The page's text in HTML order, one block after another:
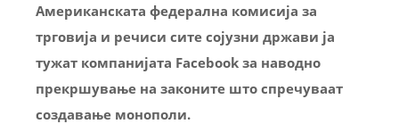
Американската федерална комисија за
трговија и речиси сите сојузни држави ја
тужат компанијата Facebook за наводно
прекршување на законите што спречуваат
создавање монополи.